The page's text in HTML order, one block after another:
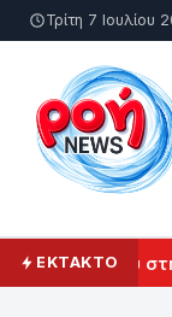
Τρίτη 7 Ιουλίου
ΕΚΤΑΚΤΟστην